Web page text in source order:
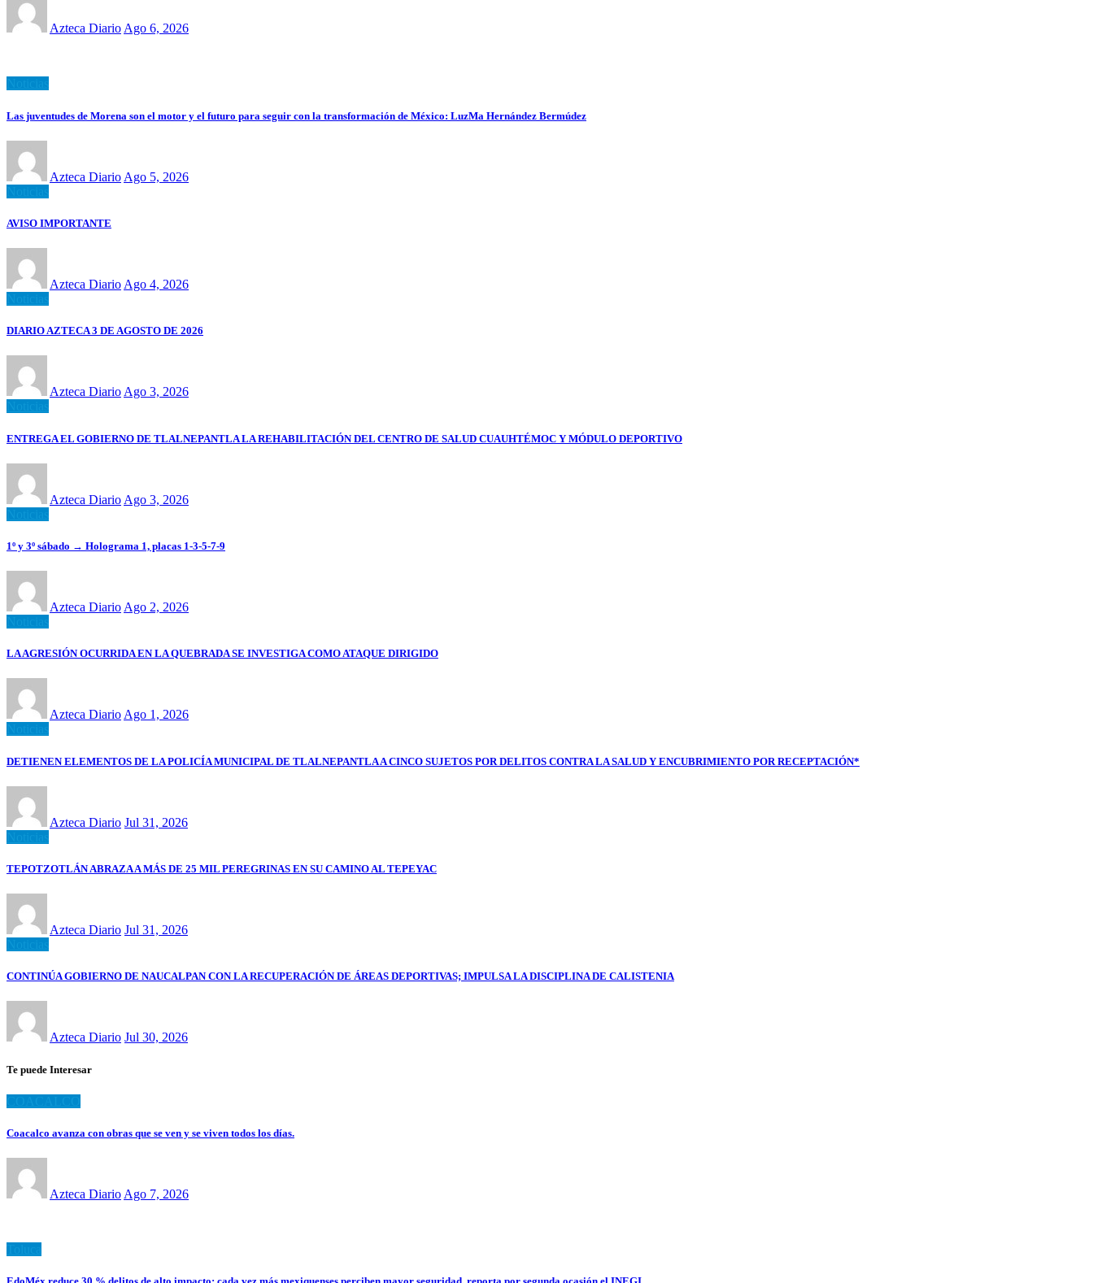
Azteca Diario Ago 6, 2026
Las juventudes de Morena son el motor y el futuro para seguir con la transformación de México: LuzMa Hernández Bermúdez
Azteca Diario Ago 5, 2026
AVISO IMPORTANTE
Azteca Diario Ago 4, 2026
DIARIO AZTECA 3 DE AGOSTO DE 2026
Azteca Diario Ago 3, 2026
ENTREGA EL GOBIERNO DE TLALNEPANTLA LA REHABILITACIÓN DEL CENTRO DE SALUD CUAUHTÉMOC Y MÓDULO DEPORTIVO
Azteca Diario Ago 3, 2026
1º y 3º sábado → Holograma 1, placas 1-3-5-7-9
Azteca Diario Ago 2, 2026
LA AGRESIÓN OCURRIDA EN LA QUEBRADA SE INVESTIGA COMO ATAQUE DIRIGIDO
Azteca Diario Ago 1, 2026
DETIENEN ELEMENTOS DE LA POLICÍA MUNICIPAL DE TLALNEPANTLA A CINCO SUJETOS POR DELITOS CONTRA LA SALUD Y ENCUBRIMIENTO POR RECEPTACIÓN*
Azteca Diario Jul 31, 2026
TEPOTZOTLÁN ABRAZA A MÁS DE 25 MIL PEREGRINAS EN SU CAMINO AL TEPEYAC
Azteca Diario Jul 31, 2026
CONTINÚA GOBIERNO DE NAUCALPAN CON LA RECUPERACIÓN DE ÁREAS DEPORTIVAS; IMPULSA LA DISCIPLINA DE CALISTENIA
Azteca Diario Jul 30, 2026
Te puede Interesar
Coacalco avanza con obras que se ven y se viven todos los días.
Azteca Diario Ago 7, 2026